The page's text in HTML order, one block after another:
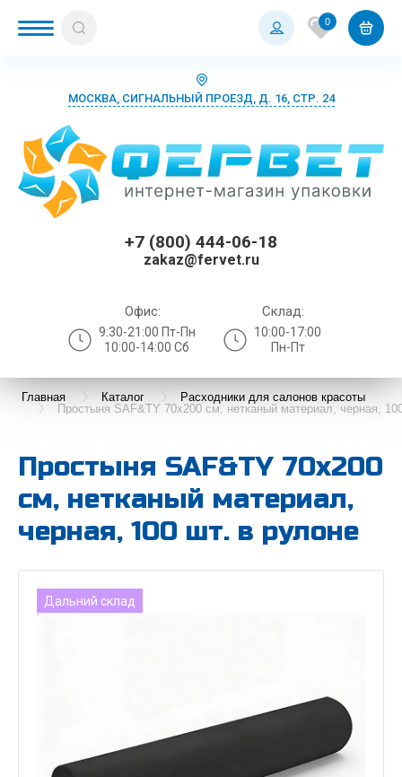
0
МОСКВА, СИГНАЛЬНЫЙ ПРОЕЗД, Д. 16, СТР. 24
+7 (800) 444-06-18
zakaz@fervet.ru
Офис:
9:30-21:00 Пт-Пн
10:00-14:00 Сб
Склад:
10:00-17:00
Пн-Пт
Главная Каталог
Расходники для салонов красоты
Простыня SAF&TY 70х200 см, нетканый материал, черная,
Простыня SAF&TY 70х200
см, нетканый материал,
черная, 100 шт. в рулоне
Дальний склад